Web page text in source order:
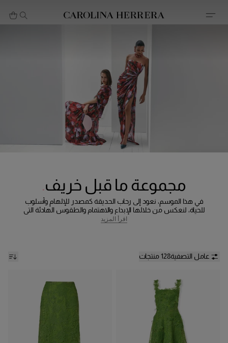
بيان إمكانية الوصول (الرابط)
مجموعة ما قبل خريف
في هذا الموسم، نعود إلى رحاب الحديقة كمصدر للإلهام وأسلوب
للحياة، لنعكس من خلالها الإبداع والاهتمام والطقوس الهادئة التي
تصيغ ملامح الخزانة العصرية. تبرز القمصان المقلمة ذات القصات
أقمشة الشيفون والأورجانزا والدانتيل، مع تطريزات بارزة تضفي عمقاً
وتفاصيل غنية على المجموعة، بينما تمنح القصات الخفيفة والحرفية
العشبي والوردي الناعم بلون ماء الورد إلى التوت البري والأزرق الضبابي
وتدرجات منتصف الليل، لتنتقل بانسيابية من إشراق الصيف إلى نغمات
الخريف الأكثر عمقاً وفخامة.
اقرأ المزيد
عامل التصفية128 منتجات